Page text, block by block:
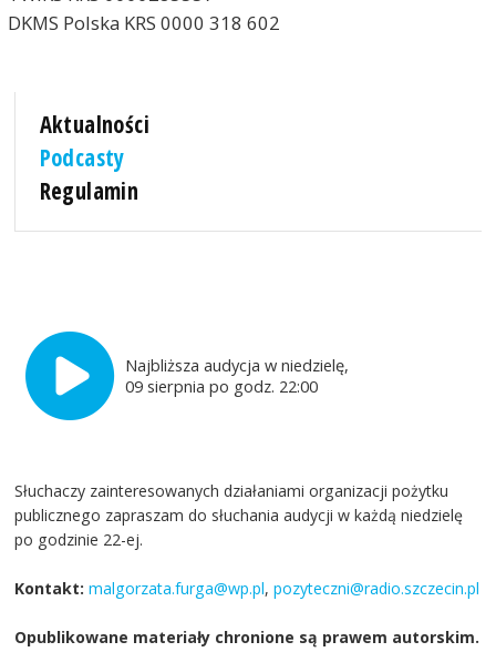
DKMS Polska KRS 0000 318 602
Aktualności
Podcasty
Regulamin
Najbliższa audycja w niedzielę,
09 sierpnia po godz. 22:00
Słuchaczy zainteresowanych działaniami organizacji pożytku
publicznego zapraszam do słuchania audycji w każdą niedzielę
po godzinie 22-ej.
Kontakt: malgorzata.furga@wp.pl,pozyteczni@radio.szczecin.pl
Opublikowane materiały chronione są prawem autorskim.